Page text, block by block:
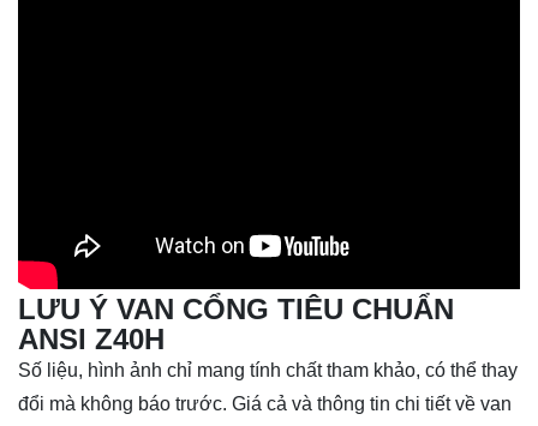
LƯU Ý VAN CỔNG TIÊU CHUẨN
ANSI Z40H
Số liệu, hình ảnh chỉ mang tính chất tham khảo, có thể thay
đổi mà không báo trước. Giá cả và thông tin chi tiết về van